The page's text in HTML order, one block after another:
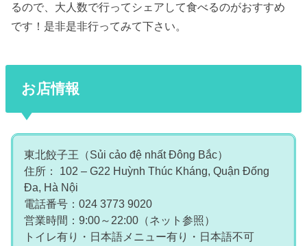
るので、大人数で行ってシェアして食べるのがおすすめ
です！是非是非行ってみて下さい。
お店情報
東北餃子王（Sủi cảo đệ nhất Đông Bắc）
住所： 102 – G22 Huỳnh Thúc Kháng, Quận Đống
Đa, Hà Nội
電話番号：024 3773 9020
営業時間：9:00～22:00（ネット参照）
トイレ有り・日本語メニュー有り・日本語不可